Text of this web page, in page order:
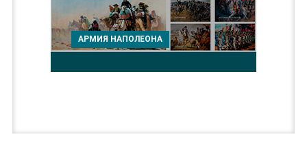
АРМИЯ НАПОЛЕОНА